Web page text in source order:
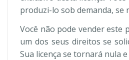
produzi-lo sob demanda, se
Você não pode vender este
um dos seus direitos se
Sua licença se tornará nula